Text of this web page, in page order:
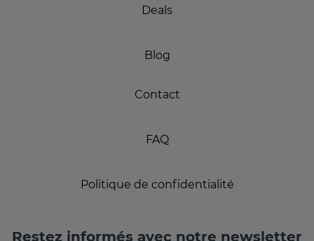
Deals
Blog
Contact
FAQ
Politique de confidentialité
Restez informés avec notre newsletter